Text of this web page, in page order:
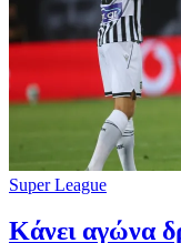
Super League
Kάνει αγώνα